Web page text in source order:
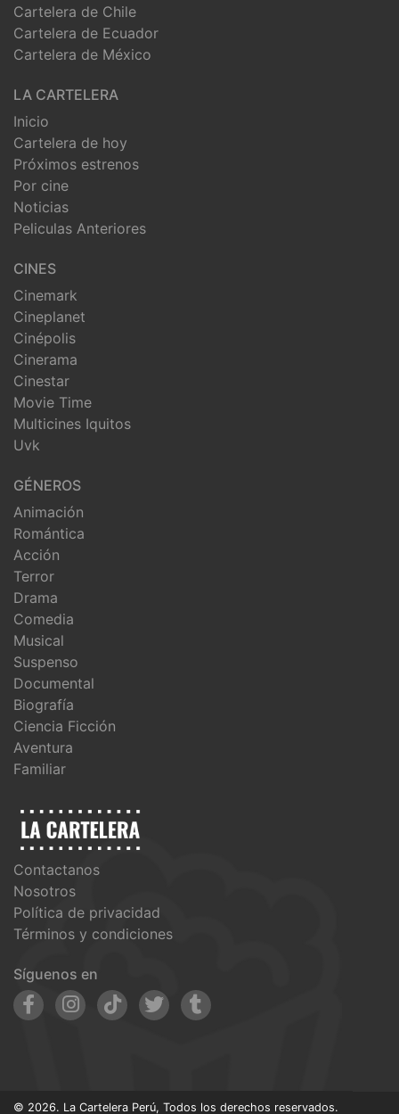
Cartelera de Chile
Cartelera de Ecuador
Cartelera de México
LA CARTELERA
Inicio
Cartelera de hoy
Próximos estrenos
Por cine
Noticias
Peliculas Anteriores
CINES
Cinemark
Cineplanet
Cinépolis
Cinerama
Cinestar
Movie Time
Multicines Iquitos
Uvk
GÉNEROS
Animación
Romántica
Acción
Terror
Drama
Comedia
Musical
Suspenso
Documental
Biografía
Ciencia Ficción
Aventura
Familiar
Contactanos
Nosotros
Política de privacidad
Términos y condiciones
Síguenos en
© 2026. La Cartelera Perú, Todos los derechos reservados.